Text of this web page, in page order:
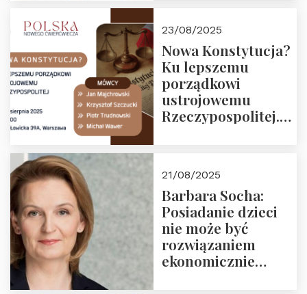
23/08/2025
Nowa Konstytucja?
Ku lepszemu
porządkowi
ustrojowemu
Rzeczypospolitej.
Nowego
Ćwierćwiecza”
21/08/2025
Barbara Socha:
Posiadanie dzieci
nie może być
rozwiązaniem
ekonomicznie